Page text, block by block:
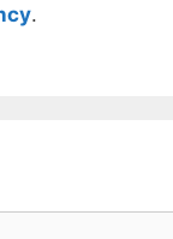
.